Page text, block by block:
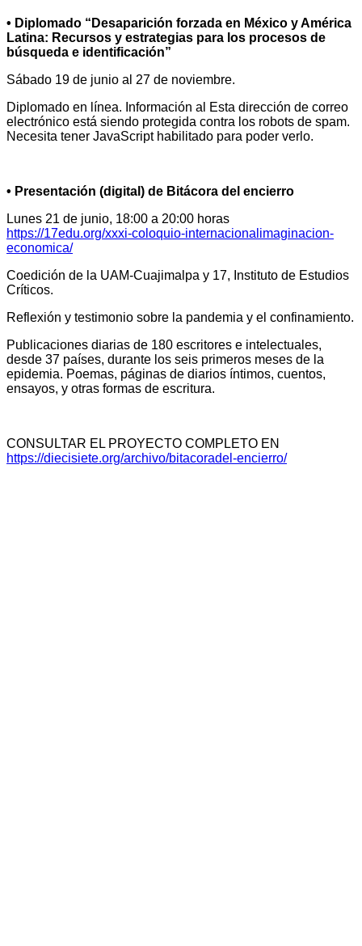
• Diplomado “Desaparición forzada en México y América
Latina: Recursos y estrategias para los procesos de
búsqueda e identificación”
Sábado 19 de junio al 27 de noviembre.
Diplomado en línea. Información al
Esta dirección de correo
electrónico está siendo protegida contra los robots de spam.
Necesita tener JavaScript habilitado para poder verlo.
• Presentación (digital) de Bitácora del encierro
Lunes 21 de junio, 18:00 a 20:00 horas
https://17edu.org/xxxi-coloquio-internacionalimaginacion-
economica/
Coedición de la UAM-Cuajimalpa y 17, Instituto de Estudios
Críticos.
Reflexión y testimonio sobre la pandemia y el confinamiento.
Publicaciones diarias de 180 escritores e intelectuales,
desde 37 países, durante los seis primeros meses de la
epidemia. Poemas, páginas de diarios íntimos, cuentos,
ensayos, y otras formas de escritura.
CONSULTAR EL PROYECTO COMPLETO EN
https://diecisiete.org/archivo/bitacoradel-encierro/